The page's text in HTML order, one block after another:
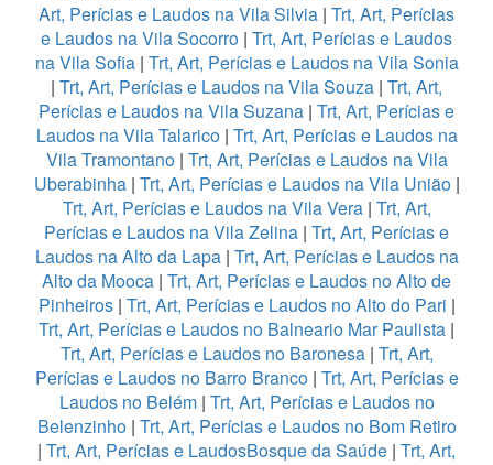
Art, Perícias e Laudos na Vila Silvia | Trt, Art, Perícias
e Laudos na Vila Socorro | Trt, Art, Perícias e Laudos
na Vila Sofia| Trt, Art, Perícias e Laudos na Vila Sonia
| Trt, Art, Perícias e Laudos na Vila Souza | Trt, Art,
Perícias e Laudos na Vila Suzana | Trt, Art, Perícias e
Laudos na Vila Talarico| Trt, Art, Perícias e Laudos na
Vila Tramontano| Trt, Art, Perícias e Laudos na Vila
Uberabinha| Trt, Art, Perícias e Laudos na Vila União|
Trt, Art, Perícias e Laudos na Vila Vera| Trt, Art,
Perícias e Laudos na Vila Zelina | Trt, Art, Perícias e
Laudos na Alto da Lapa| Trt, Art, Perícias e Laudos na
Alto da Mooca | Trt, Art, Perícias e Laudos no Alto de
Pinheiros| Trt, Art, Perícias e Laudos no Alto do Pari |
Trt, Art, Perícias e Laudos no Balneario Mar Paulista |
Trt, Art, Perícias e Laudos no Baronesa| Trt, Art,
Perícias e Laudos no Barro Branco| Trt, Art, Perícias e
Laudos no Belém| Trt, Art, Perícias e Laudos no
Belenzinho| Trt, Art, Perícias e Laudos no Bom Retiro
| Trt, Art, Perícias e LaudosBosque da Saúde | Trt, Art,